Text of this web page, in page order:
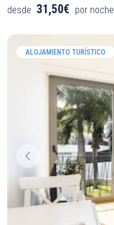
desde 31,50€ por noche
ALOJAMIENTO TURÍSTICO